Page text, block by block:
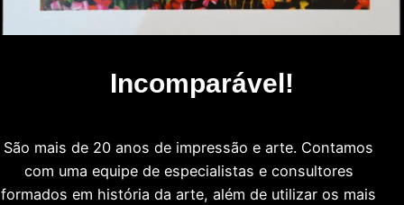
Incomparável!
São mais de 20 anos de impressão e arte. Contamos
com uma equipe de especialistas e consultores
formados em história da arte, além de utilizar os mais